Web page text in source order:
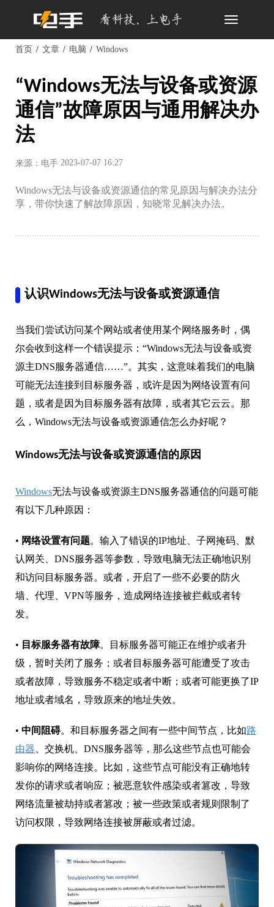
Toggle
首页 文章 电脑 Windows
“Windows无法与设备或资源
通信”故障原因与通用解决办
法
来源：电手 2023-07-07 16:27
Windows无法与设备或资源通信的常见原因与解决办法分
享，带你快速了解故障原因，知晓常见解决办法。
认识Windows无法与设备或资源通信
当我们尝试访问某个网站或者使用某个网络服务时，偶
尔会收到这样一个错误提示：“Windows无法与设备或资
源主DNS服务器通信……”。其实，这意味着我们的电脑
可能无法连接到目标服务器，或许是因为网络设置有问
题，或者是因为目标服务器有故障，或者其它云云。那
么，Windows无法与设备或资源通信怎么办好呢？
Windows无法与设备或资源通信的原因
Windows无法与设备或资源主DNS服务器通信的问题可能
有以下几种原因：
• 网络设置有问题。输入了错误的IP地址、子网掩码、默
认网关、DNS服务器等参数，导致电脑无法正确地识别
和访问目标服务器。或者，开启了一些不必要的防火
墙、代理、VPN等服务，造成网络连接被拦截或者转
发。
• 目标服务器有故障。目标服务器可能正在维护或者升
级，暂时关闭了服务；或者目标服务器可能遭受了攻击
或者故障，导致服务不稳定或者中断；或者可能更换了IP
地址或者域名，导致原来的地址失效。
• 中间阻碍。和目标服务器之间有一些中间节点，比如路
由器 、交换机、DNS服务器等，那么这些节点也可能会
影响你的网络连接。比如，这些节点可能没有正确地转
发你的请求或者响应；被恶意软件感染或者篡改，导致
网络流量被劫持或者篡改；被一些政策或者规则限制了
访问权限，导致网络连接被屏蔽或者过滤。